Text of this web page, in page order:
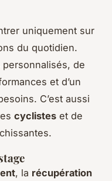
uniquement sur
du quotidien.
de
et d’un
C’est aussi
cyclistes et de
, la récupération